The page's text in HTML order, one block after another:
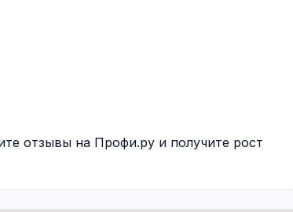
отзывы на Профи.ру и получите рост